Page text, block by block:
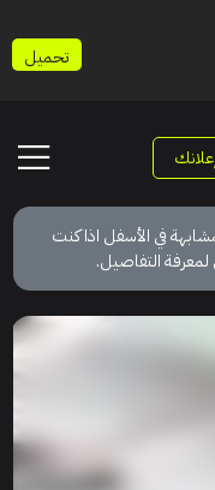
في الأسفل اذا كنت
التفاصيل.
تحميل